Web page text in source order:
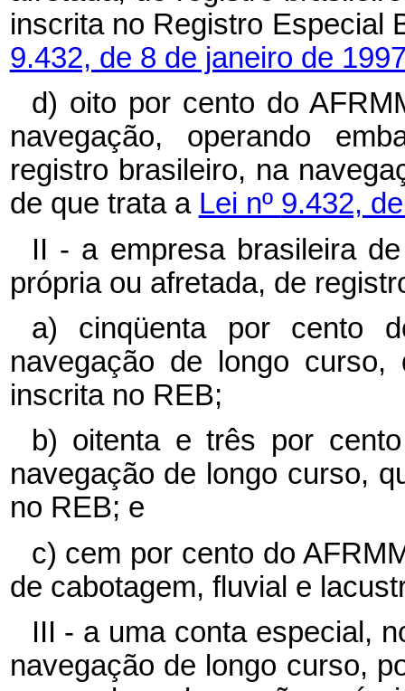
inscrita no Registro Especial
9.432, de 8 de janeiro de
d) oito por cento do
navegação, operando
registro brasileiro, na
de que trata a Lei nº 9.432,
II - a empresa brasileira
própria ou afretada, de
a) cinqüenta por cento
navegação de longo
inscrita no REB;
b) oitenta e três por
navegação de longo curso,
no REB; e
c) cem por cento do
de cabotagem, fluvial e
III - a uma conta especial,
navegação de longo curso,